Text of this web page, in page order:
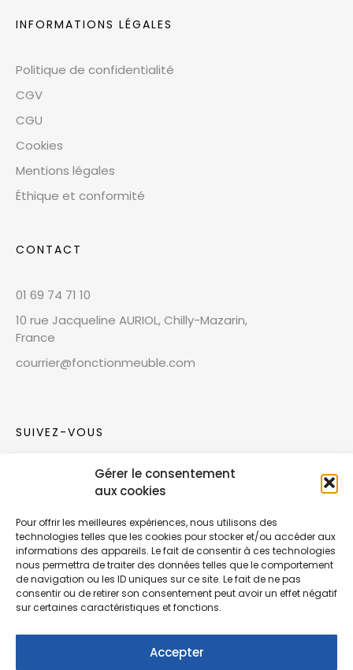
Gérer le consentement
aux cookies
Pour offrir les meilleures expériences, nous utilisons des
technologies telles que les cookies pour stocker et/ou accéder aux
informations des appareils. Le fait de consentir à ces technologies
nous permettra de traiter des données telles que le comportement
de navigation ou les ID uniques sur ce site. Le fait de ne pas
consentir ou de retirer son consentement peut avoir un effet négatif
sur certaines caractéristiques et fonctions.
Accepter
INFORMATIONS LÉGALES
Politique de confidentialité
CGV
CGU
Cookies
Mentions légales
Éthique et conformité
CONTACT
01 69 74 71 10
10 rue Jacqueline AURIOL, Chilly-Mazarin,
France
courrier@fonctionmeuble.com
SUIVEZ-VOUS
Rejoignez notre communauté sur les réseaux
Nouvelles collections, vie de l’équipe ou
inspirations : soyez informés de nos dernières
actualités.